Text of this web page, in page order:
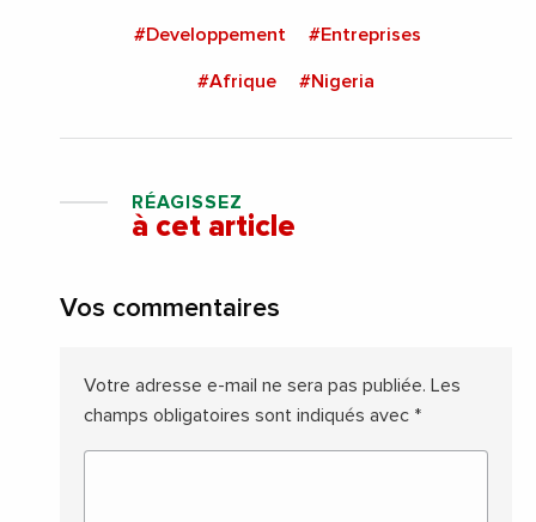
#Developpement #Entreprises
#Afrique #Nigeria
RÉAGISSEZ
à cet article
Vos commentaires
Votre adresse e-mail ne sera pas publiée. Les
champs obligatoires sont indiqués avec *